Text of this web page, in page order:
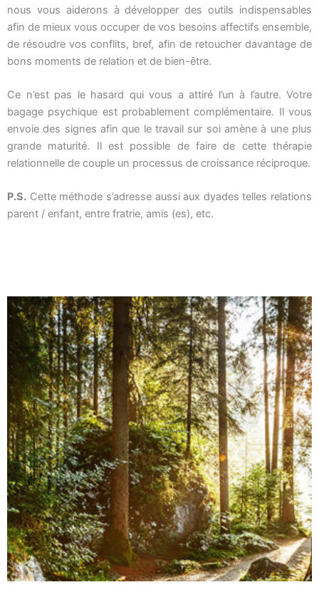
nous vous aiderons à développer des outils indispensables
afin de mieux vous occuper de vos besoins affectifs ensemble,
de résoudre vos conflits, bref, afin de retoucher davantage de
bons moments de relation et de bien-être.
Ce n’est pas le hasard qui vous a attiré l’un à l’autre. Votre
bagage psychique est probablement complémentaire. Il vous
envoie des signes afin que le travail sur soi amène à une plus
grande maturité. Il est possible de faire de cette thérapie
relationnelle de couple un processus de croissance réciproque.
P.S. Cette méthode s’adresse aussi aux dyades telles relations
parent / enfant, entre fratrie, amis (es), etc.